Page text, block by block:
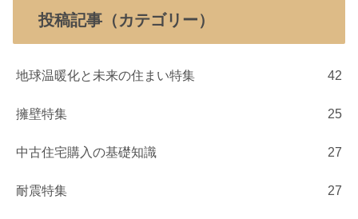
投稿記事（カテゴリー）
地球温暖化と未来の住まい特集 42
擁壁特集 25
中古住宅購入の基礎知識 27
耐震特集 27